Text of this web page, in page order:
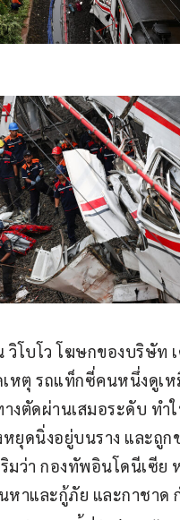
โบโว โฆษกของบริษัท เ
เหตุ รถแท็กซี่คนหนึ่งดูเห
งตัดผ่านเสมอระดับ ทำ
ยุดนิ่งอยู่บนราง และถูก
มว่า กองทัพอินโดนีเซีย
หาและกู้ภัย และกาชาด